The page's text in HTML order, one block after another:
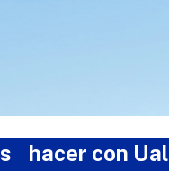
hacer con